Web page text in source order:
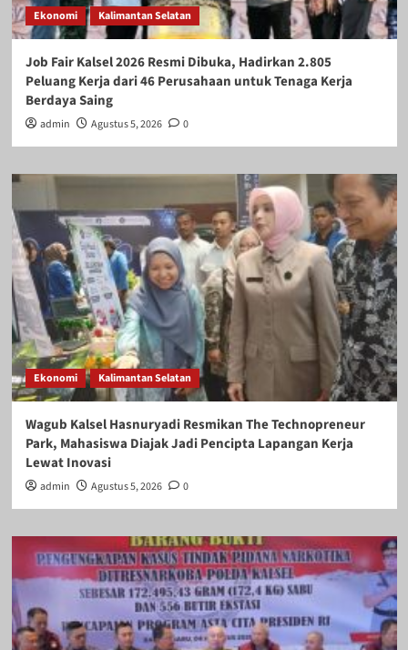
Ekonomi Kalimantan Selatan
Job Fair Kalsel 2026 Resmi Dibuka, Hadirkan 2.805
Peluang Kerja dari 46 Perusahaan untuk Tenaga Kerja
Berdaya Saing
admin Agustus 5, 2026 0
Ekonomi Kalimantan Selatan
Wagub Kalsel Hasnuryadi Resmikan The Technopreneur
Park, Mahasiswa Diajak Jadi Pencipta Lapangan Kerja
Lewat Inovasi
admin Agustus 5, 2026 0